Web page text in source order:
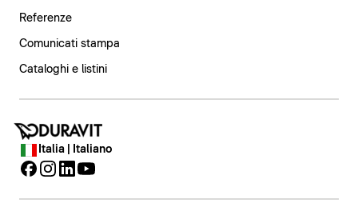
Referenze
Comunicati stampa
Cataloghi e listini
Italia | Italiano